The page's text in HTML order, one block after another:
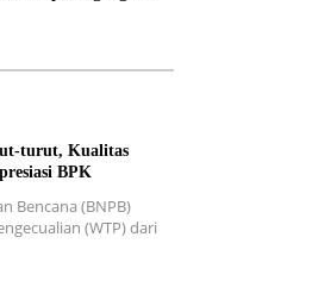
turut, Kualitas
BPK
Bencana (BNPB)
(WTP) dari